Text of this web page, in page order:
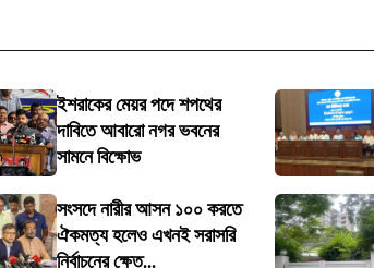
ইশরাকের মেয়র পদে শপথের
দাবিতে আবারো নগর ভবনের
সামনে বিক্ষোভ
সংসদে নারীর আসন ১০০ করতে
ঐকমত্য হলেও এখনই সরাসরি
নির্বাচনের ক্ষেত...